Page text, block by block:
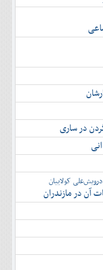
در ساری
کولاییان
آن در مازندران